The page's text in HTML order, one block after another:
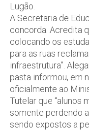
Lugão.
A Secretaria de
concorda. Acredita
colocando os
para as ruas
infraestrutura”.
pasta informou, em
oficialmente ao
Tutelar que “alunos
somente perdendo
sendo expostos a